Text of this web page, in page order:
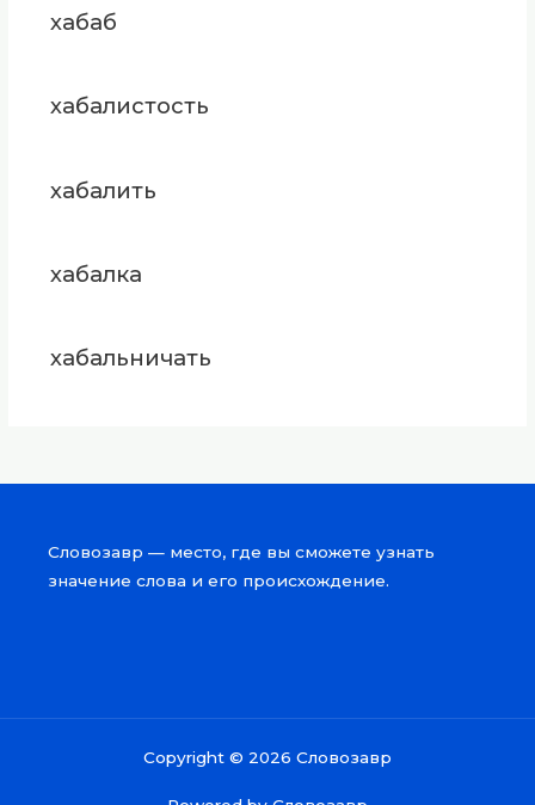
хабаб
хабалистость
хабалить
хабалка
хабальничать
Словозавр — место, где вы сможете узнать
значение слова и его происхождение.
Copyright © 2026 Словозавр